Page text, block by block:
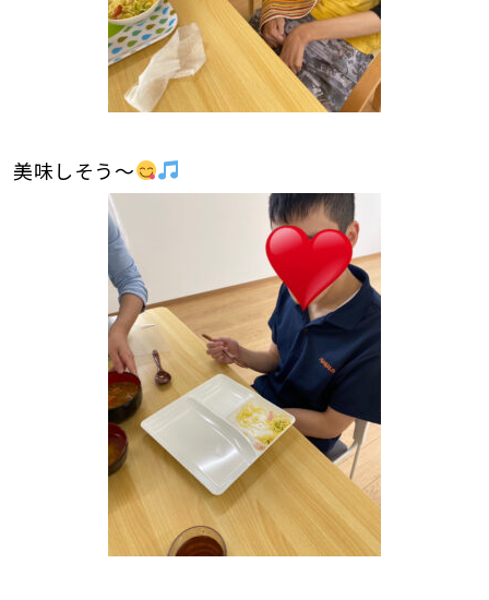
美味しそう～